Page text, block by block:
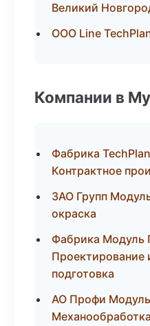
Великий
ООО Line
Компании в
Фабрика
Контрактное
ЗАО Групп
окраска
Фабрика Модуль
Проектирование
подготовка
АО Профи